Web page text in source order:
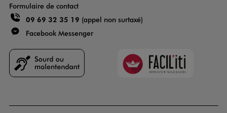
Formulaire de contact
09 69 32 35 19 (appel non surtaxé)
Facebook Messenger
Faciliti